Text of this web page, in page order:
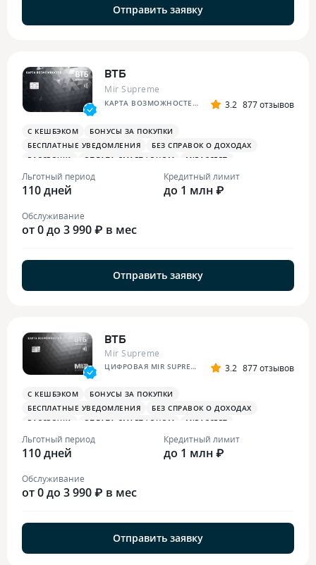
Отправить заявку
ВТБ
Mir Supreme
КАРТА ВОЗМОЖНОСТЕЙ ПРИВИЛЕГИЯ 3.2 877 отзывов
С КЕШБЭКОМ
БОНУСЫ ЗА ПОКУПКИ
БЕСПЛАТНЫЕ УВЕДОМЛЕНИЯ
БЕЗ СПРАВОК О ДОХОДАХ
РАССРОЧКА
ОПЛАТА СМАРТФОНОМ
MIRACCEPT
БИЗНЕС-ЗАЛЫ
БЕСПЛАТНАЯ ТУРИСТИЧЕСКАЯ СТРАХОВКА
БОНУСЫ В СУПЕРМАРКЕТАХ
БОНУСЫ ЗА РАЗВЛЕЧЕНИЯ
Льготный период
110 дней
Кредитный лимит
до 1 млн ₽
Обслуживание
от 0 до 3 990 ₽ в мес
Отправить заявку
ВТБ
Mir Supreme
ЦИФРОВАЯ MIR SUPREME 3.2 877 отзывов
С КЕШБЭКОМ
БОНУСЫ ЗА ПОКУПКИ
БЕСПЛАТНЫЕ УВЕДОМЛЕНИЯ
БЕЗ СПРАВОК О ДОХОДАХ
РАССРОЧКА
ОПЛАТА СМАРТФОНОМ
MIRACCEPT
БИЗНЕС-ЗАЛЫ
БЕСПЛАТНАЯ ТУРИСТИЧЕСКАЯ СТРАХОВКА
БОНУСЫ В СУПЕРМАРКЕТАХ
БОНУСЫ ЗА РАЗВЛЕЧЕНИЯ
Льготный период
110 дней
Кредитный лимит
до 1 млн ₽
Обслуживание
от 0 до 3 990 ₽ в мес
Отправить заявку